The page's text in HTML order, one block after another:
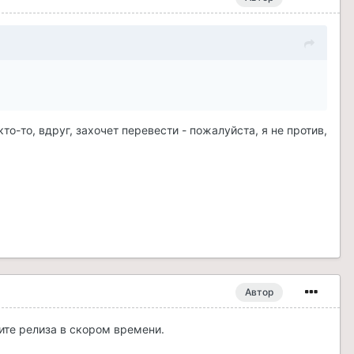
то, вдруг, захочет перевести - пожалуйста, я не против,
Автор
релиза в скором времени.